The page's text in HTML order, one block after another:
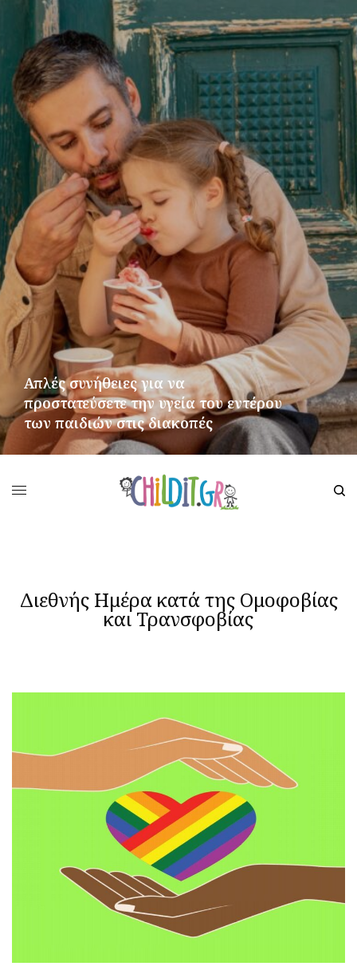
Απλές συνήθειες για να
προστατεύσετε την υγεία του εντέρου
των παιδιών στις διακοπές
Διεθνής Ημέρα κατά της Ομοφοβίας
και Τρανσφοβίας